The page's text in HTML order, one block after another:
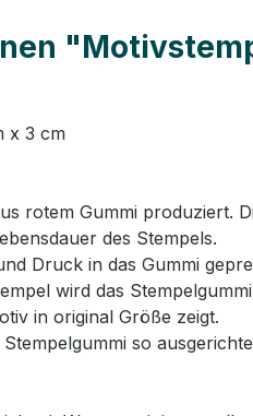
x 3 cm
rotem Gummi produziert.
des Stempels.
Druck in das Gummi
wird das
in original Größe zeigt.
so